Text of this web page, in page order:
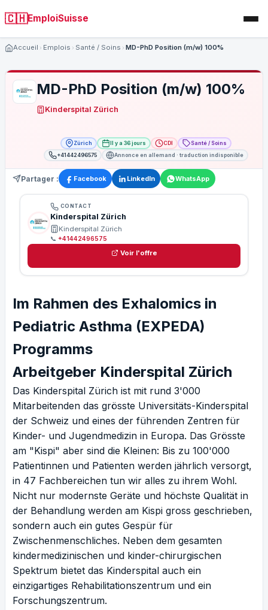
🇨🇭EmploiSuisse
Accueil Emplois Santé / Soins MD-PhD Position (m/w) 100%
MD-PhD Position (m/w) 100%
Kinderspital Zürich
Zürich Il y a 36 jours CDI
Santé / Soins
+41442496575
Annonce en allemand · traduction indisponible
Partager : Facebook LinkedIn WhatsApp
CONTACT
Kinderspital Zürich
Kinderspital Zürich
📞 +41442496575
Voir l'offre
Im Rahmen des Exhalomics in
Pediatric Asthma (EXPEDA)
Programms
Arbeitgeber Kinderspital Zürich
Das Kinderspital Zürich ist mit rund 3'000
Mitarbeitenden das grösste Universitäts-Kinderspital
der Schweiz und eines der führenden Zentren für
Kinder- und Jugendmedizin in Europa. Das Grösste
am "Kispi" aber sind die Kleinen: Bis zu 100'000
Patientinnen und Patienten werden jährlich versorgt,
in 47 Fachbereichen tun wir alles zu ihrem Wohl.
Nicht nur modernste Geräte und höchste Qualität in
der Behandlung werden am Kispi gross geschrieben,
sondern auch ein gutes Gespür für
Zwischenmenschliches. Neben dem gesamten
kindermedizinischen und kinder-chirurgischen
Spektrum bietet das Kinderspital auch ein
einzigartiges Rehabilitationszentrum und ein
Forschungszentrum.